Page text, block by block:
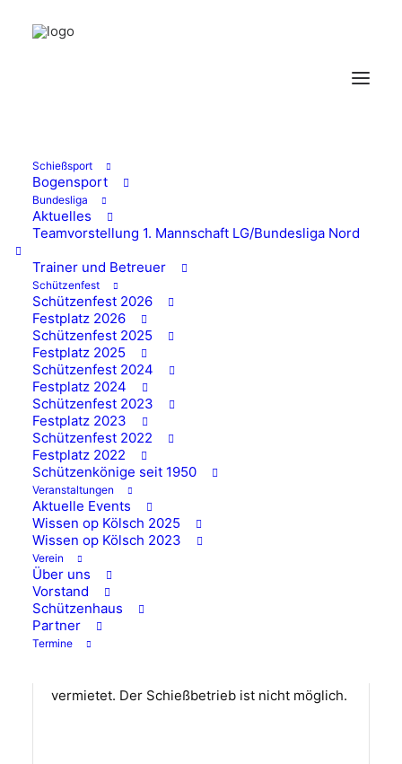
Schießsport
Bogensport
Bundesliga
Aktuelles
Teamvorstellung 1. Mannschaft LG/Bundesliga Nord
Trainer und Betreuer
Schützenfest
Schützenfest 2026
Festplatz 2026
Schützenfest 2025
Festplatz 2025
Schützenfest 2024
Festplatz 2024
Schützenfest 2023
Festplatz 2023
Schützenfest 2022
Festplatz 2022
Schützenkönige seit 1950
Veranstaltungen
Aktuelle Events
Wissen op Kölsch 2025
Wissen op Kölsch 2023
Verein
Über uns
Vorstand
Schützenhaus
Partner
Termine
Vermietung
Schützenhaus
30/06/2026
Vermietung Schützenhaus
von 163
vermietet. Der Schießbetrieb ist nicht möglich.